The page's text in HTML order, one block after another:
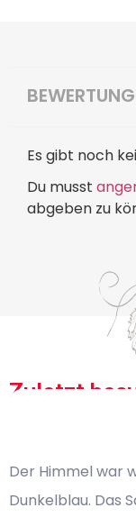
Es gibt noch
Du musst
abgeben zu
Zuletzt
Der Himmel war
Dunkelblau. Das